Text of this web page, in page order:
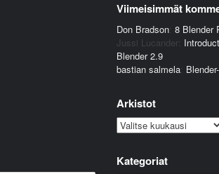
Viimeisimmät
Don Bradson: 8 Blender
Jussi Lucander:
Blender 2.9
bastian salmela:
Arkistot
Arkistot
Kategoriat